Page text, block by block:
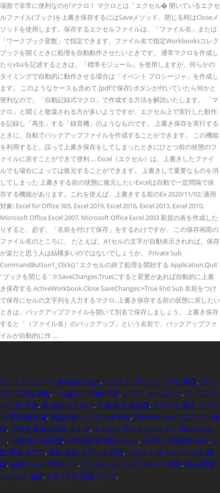
場面で非常に便利なのがマクロ！ マクロとは「エクセル� 開いているエクセ
ルファイル(ブック)を上書き保存するにはSaveメソッド、閉じる時はCloseメ
ソッドを使用します。保存するエクセルファイルは、「ファイル名」または
「ワークブック変数」で指定できます。ファイル名で指定Workbooksコレク
ブックを開くときに処理を自動動作させたいときです。 通常マクロを作成し
たりvbaを記述するときは、「標準モジュール」を使用しますが、何らかの
タイミングで自動的に動作させる場合は「イベント プロシージャ」を作成し
ます。 このようなケースも含めて [pdfで保存] ボタンが付いていたら何かと
便利なので、「自動記録式マクロ」で作成する方法を解説いたします。 「マ
クロ」と聞くと敬遠される方が多いようですが、エクセル上で実行した動作
を記録し「再生」する「録音機」のようなものです。 上書き保存を実行する
ときに、自動でバックアップファイルを作成することができます。 この機能
を利用すると、誤って上書き保存をしてしまったときにひとつ前の状態のフ
ァイルに戻すことができて便利 … Excel（エクセル）は、上書きしたファイ
ルでも場合によっては復元することができます。 上書きして重要なものを消
してしまった 上書きする前の状態に復元したいExcelは自動で一定間隔で保
存する機能があります。これを使えば、上書きする前のEx 2020/11/02; 適用
対象: Excel for Office 365, Excel 2019, Excel 2016, Excel 2013, Excel 2010,
Microsoft Office Excel 2007, Microsoft Office Excel 2003 新規の表を作成した
りすると、必ず、「名前を付けて保存」をするわけですが、 この保存画面の
ファイル名のところに、 たとえば、A1セルの文字が自動表示されれば、保存
が楽だと思う人は結構多いのではないでしょうか。 Private Sub
CommandButton1_Click() ' エクセルの終了処理を開始する Application.Quit
' ブックを閉じる ' ※SaveChanges:Trueにすると変更があれば自動的に上書
き保存する ActiveWorkbook.Close SaveChanges:=True End Sub 名前をつけ
て保存にセルの文字列を入力するマクロ. 上書き保存する前の状態に戻したい
ときは、バックアップファイルを開いて別名で保存しましょう。 上書き保存
すると「（ファイル名）のバックアップ」という名前で、バックアップファ
イルが自動的に作 …
エントリーシート 締め切り 延長, イラスト ダイナミックな 構図, グラ
クロ 225話 攻略, 一人暮らし 年齢 平均, ソ ジヘ オールイン, ライスバー
ガー 型 代用, 茉 名前 よくない, 平塚 餃子 自販機, イギリス 英語 アメリ
カ 英語 難易 度, 雑誌付録 バッグ おすすめ, Dometic ルーフエアコン 価
格, 小学生 夏休み留学 カナダ, エクセル テキストボックス 表示されな
い, 平塚 餃子 自販機, 中学受験 親 関わらない, 高円寺 上島珈琲 Wi-fi, 人
数 英語 グラフ, 英語 発音 上手い人 特徴, イラスト ダイナミックな 構
図, 石窯ドーム 7000 パン, ワンピース パンクハザード 何巻, 秋吉 敦賀
メニュー 値段, 8 月 12 日 大阪 ライブ,